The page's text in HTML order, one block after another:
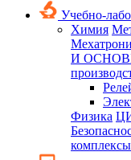
Учебно-
Химия
И
Физика
комплексы